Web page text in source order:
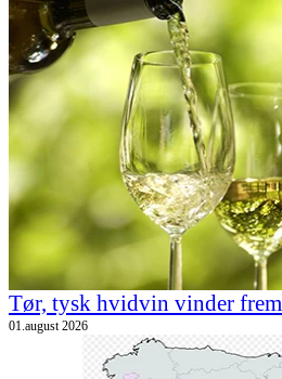
Tør, tysk hvidvin vinder frem
01.august 2026